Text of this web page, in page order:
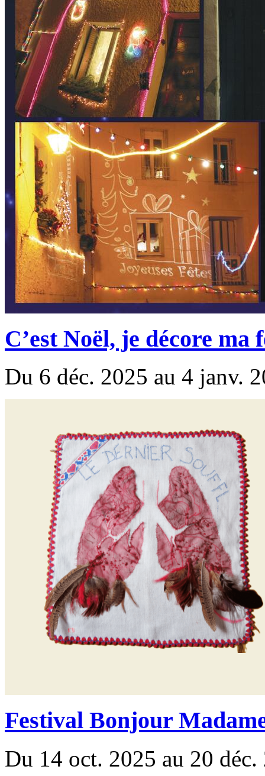
C’est Noël, je décore ma
Du 6 déc. 2025 au 4 janv.
Festival Bonjour
Du 14 oct. 2025 au 20 déc.